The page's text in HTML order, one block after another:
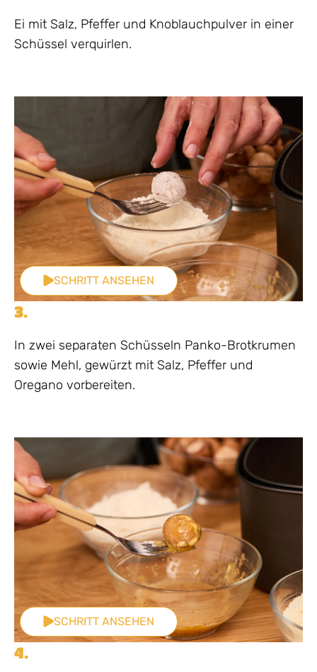
Ei mit Salz, Pfeffer und Knoblauchpulver in einer
Schüssel verquirlen.
SCHRITT ANSEHEN
3.
In zwei separaten Schüsseln Panko-Brotkrumen
sowie Mehl, gewürzt mit Salz, Pfeffer und
Oregano vorbereiten.
SCHRITT ANSEHEN
4.